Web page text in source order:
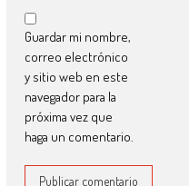
Guardar mi nombre,
correo electrónico
y sitio web en este
navegador para la
próxima vez que
haga un comentario.